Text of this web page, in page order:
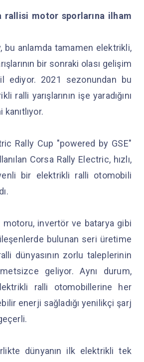
rallisi motor sporlarına ilham
bu anlamda tamamen elektrikli,
bir sonraki olası gelişim
ediyor. 2021 sezonundan bu
ralli yarışlarının işe yaradığını
Rally Cup "powered by GSE"
Corsa Rally Electric, hızlı,
bir elektrikli ralli otomobili
invertör ve batarya gibi
bulunan seri üretime
dünyasının zorlu taleplerinin
geliyor. Aynı durum,
ralli otomobillerine her
enerji sağladığı yenilikçi şarj
dünyanın ilk elektrikli tek